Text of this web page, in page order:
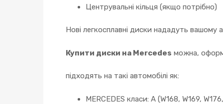
Центрувальні кільця (якщо потрібно)
Нові легкосплавні диски нададуть вашому
Купити диски на Mercedes можна,
підходять на такі автомобілі як:
MERCEDES класи: A (W168, W169,